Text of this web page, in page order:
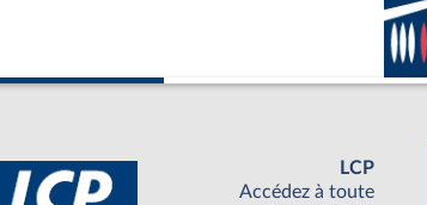
LCP
Accédez à toute